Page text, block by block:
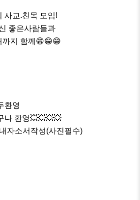
사교.친목 모임!
환영
나 환영💥💥💥💥
자소서작성(사진필수)